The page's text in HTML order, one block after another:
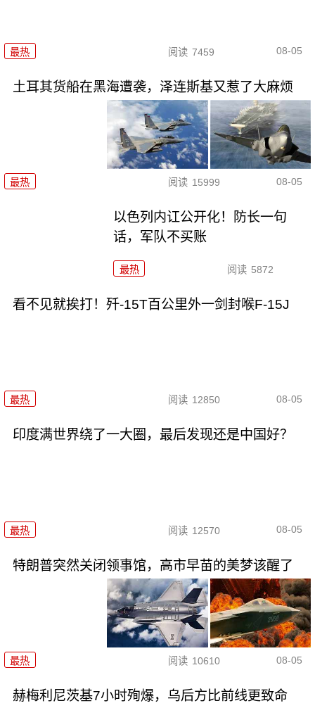
最热 阅读 7459 08-05
土耳其货船在黑海遭袭，泽连斯基又惹了大麻烦
最热 阅读 15999 08-05
以色列内讧公开化！防长一句
话，军队不买账
最热 阅读 5872
看不见就挨打！歼-15T百公里外一剑封喉F-15J
最热 阅读 12850 08-05
印度满世界绕了一大圈，最后发现还是中国好？
最热 阅读 12570 08-05
特朗普突然关闭领事馆，高市早苗的美梦该醒了
最热 阅读 10610 08-05
赫梅利尼茨基7小时殉爆，乌后方比前线更致命